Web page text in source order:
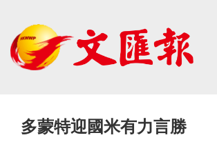
多蒙特迎國米有力言勝